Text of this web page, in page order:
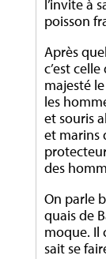
l’invite à
poisson
Après
c’est
majesté
les
et souris
et marins
des
On parle
quais de
moque. Il
sait se